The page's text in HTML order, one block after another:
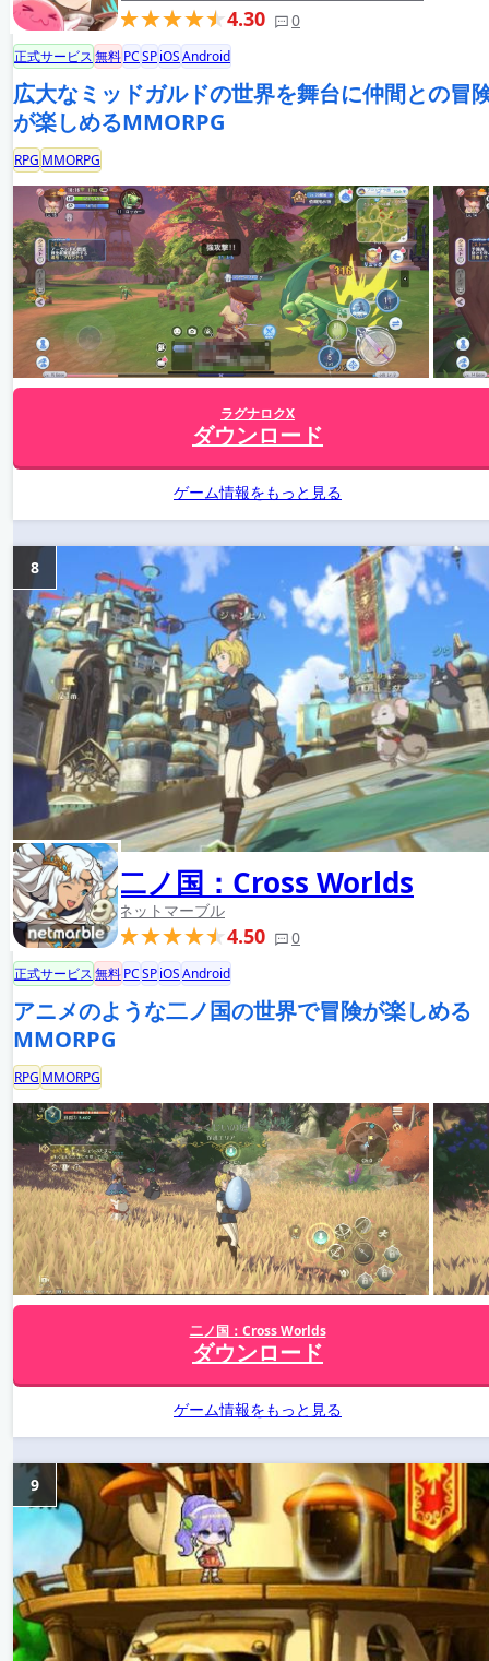
4.30 0
正式サービス無料PCSPiOSAndroid
広大なミッドガルドの世界を舞台に仲間との冒
が楽しめるMMORPG
RPG MMORPG
ラグナロクX
ダウンロード
ゲーム情報をもっと見る
二ノ国：Cross Worlds
ネットマーブル
4.50 0
8
正式サービス無料PCSPiOSAndroid
アニメのような二ノ国の世界で冒険が楽しめる
MMORPG
RPG MMORPG
二ノ国：Cross Worlds
ダウンロード
ゲーム情報をもっと見る
9